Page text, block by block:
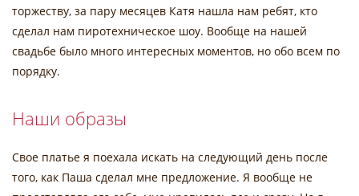
торжеству, за пару месяцев Катя нашла нам ребят, кто
сделал нам пиротехническое шоу. Вообще на нашей
свадьбе было много интересных моментов, но обо всем по
порядку.
Наши образы
Свое платье я поехала искать на следующий день после
того, как Паша сделал мне предложение. Я вообще не